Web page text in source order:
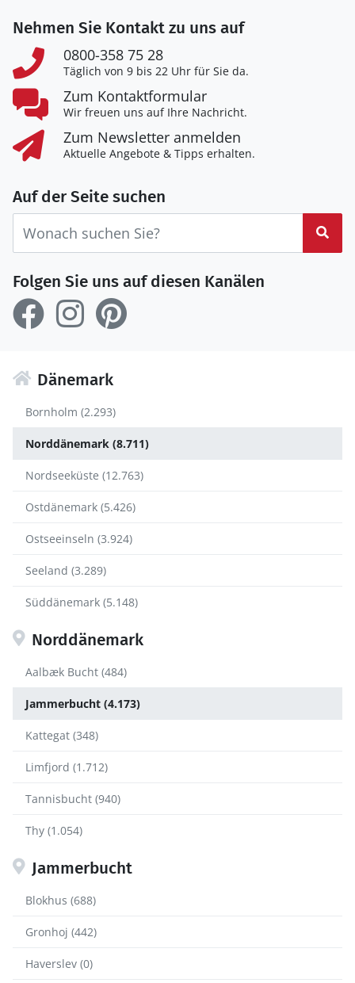
Nehmen Sie Kontakt zu uns auf
0800-358 75 28
Täglich von 9 bis 22 Uhr für Sie da.
Zum Kontaktformular
Wir freuen uns auf Ihre Nachricht.
Zum Newsletter anmelden
Aktuelle Angebote & Tipps erhalten.
Auf der Seite suchen
Folgen Sie uns auf diesen Kanälen
Dänemark
Bornholm (2.293)
Norddänemark (8.711)
Nordseeküste (12.763)
Ostdänemark (5.426)
Ostseeinseln (3.924)
Seeland (3.289)
Süddänemark (5.148)
Norddänemark
Aalbæk Bucht (484)
Jammerbucht (4.173)
Kattegat (348)
Limfjord (1.712)
Tannisbucht (940)
Thy (1.054)
Jammerbucht
Blokhus (688)
Gronhoj (442)
Haverslev (0)